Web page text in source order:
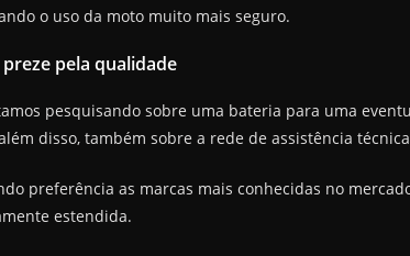
o uso da moto muito mais seguro.
pela qualidade
pesquisando sobre uma bateria para uma
disso, também sobre a rede de assistência
preferência as marcas mais conhecidas no
estendida.